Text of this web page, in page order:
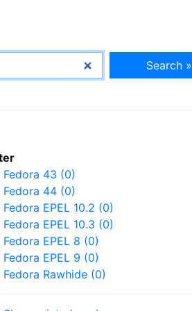
Search »
Fedora 43 (0)
Fedora 44 (0)
Fedora EPEL 10.2 (0)
Fedora EPEL 10.3 (0)
Fedora EPEL 8 (0)
Fedora EPEL 9 (0)
Fedora Rawhide (0)